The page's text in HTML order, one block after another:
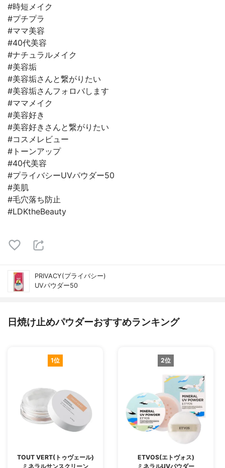
#時短メイク
#プチプラ
#ママ美容
#40代美容
#ナチュラルメイク
#美容垢
#美容垢さんと繋がりたい
#美容垢さんフォロバします
#ママメイク
#美容好き
#美容好きさんと繋がりたい
#コスメレビュー
#トーンアップ
#40代美容
#プライバシーUVパウダー50
#美肌
#毛穴落ち防止
#LDKtheBeauty
PRIVACY(プライバシー)
UVパウダー50
日焼け止めパウダーおすすめランキング
1位
TOUT VERT(トゥヴェール)
ミネラルサンスクリーン
2位
ETVOS(エトヴォス)
ミネラルUVパウダー